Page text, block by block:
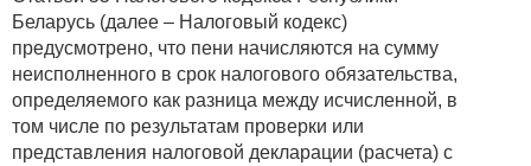
Беларусь (далее – Налоговый кодекс)
предусмотрено, что пени начисляются на сумму
неисполненного в срок налогового обязательства,
определяемого как разница между исчисленной, в
том числе по результатам проверки или
представления налоговой декларации (расчета) с